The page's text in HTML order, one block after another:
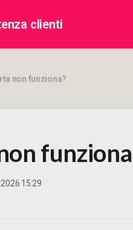
clienti
non funziona?
15:29